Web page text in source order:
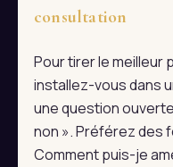
consultation
Pour tirer le meilleur
installez-vous dans
une question
non ». Préférez des
Comment puis-je